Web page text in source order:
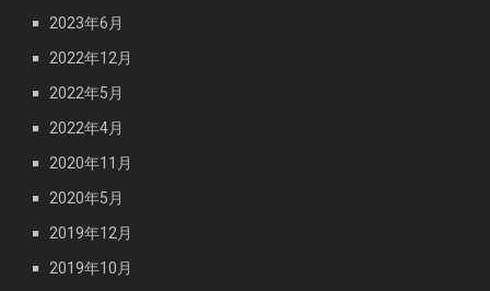
2023年6月
2022年12月
2022年5月
2022年4月
2020年11月
2020年5月
2019年12月
2019年10月